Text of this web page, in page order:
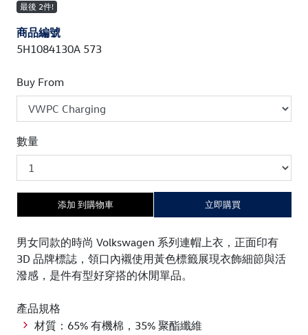
最後 2件!
商品編號
5H1084130A 573
Buy From
數量
添加 到購物車 立即購買
男女同款的時尚 Volkswagen 系列連帽上衣，正面印有
3D 品牌標誌，領口內襯使用黃色標籤展現衣飾細節與活
潑感，是件有型好穿搭的休閒單品。
產品規格
材質：65% 有機棉，35% 聚酯纖維